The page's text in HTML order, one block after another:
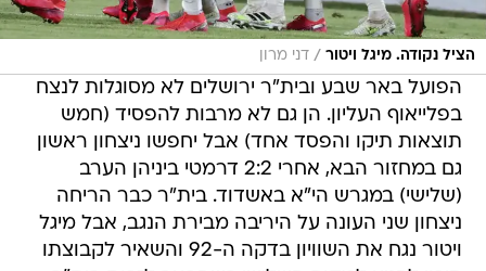
הציל נקודה. מיגל ויטור / דני מרון
הפועל באר שבע ובית"ר ירושלים לא מסוגלות לנצח
בפלייאוף העליון. הן גם לא מרבות להפסיד (חמש
תוצאות תיקו והפסד אחד) אבל יחפשו ניצחון ראשון
גם במחזור הבא, אחרי 2:2 דרמטי ביניהן הערב
(שלישי) במגרש הי"א באשדוד. בית"ר כבר הריחה
ניצחון שני העונה על היריבה מבירת הנגב, אבל מיגל
ויטור נגח את השוויון בדקה ה-92 והשאיר לקבוצתו